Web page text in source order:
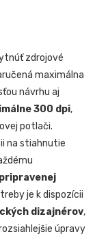
zdrojové
maximálna
návrhu aj
300 dpi,
potlači.
na stiahnutie
je k dispozícii
dizajnérov,
úpravy